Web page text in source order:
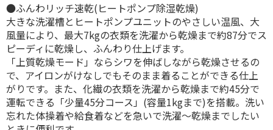
●ふんわリッチ速乾(ヒートポンプ除湿乾燥)
大きな洗濯槽とヒートポンプユニットのやさしい温風、大
風量により、最大7kgの衣類を洗濯から乾燥まで約87分でス
ピーディに乾燥し、ふんわり仕上げます。
「上質乾燥モード」ならシワを伸ばしながら乾燥させるの
で、アイロンがけなしでもそのまま着ることができる仕上
がりです。また、化繊の衣類を洗濯から乾燥まで約45分で
運転できる「少量45分コース」(容量1kgまで)を搭載。洗い
忘れた体操着や給食着などを急いで洗濯～乾燥までしたい